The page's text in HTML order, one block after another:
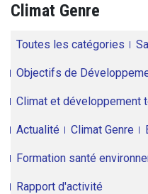
Climat Genre
Toutes les catégories
Objectifs de
Climat et développement
Actualité Climat Genre
Formation santé
Rapport d'activité